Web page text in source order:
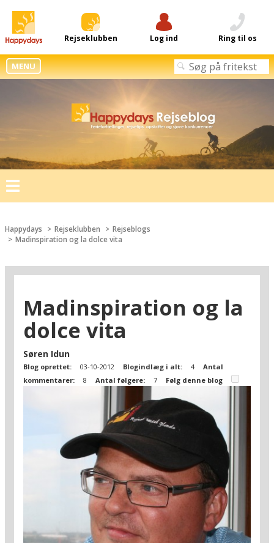
Rejseklubben Log ind Ring til os
MENU
Toggle
navigation
Happydays Rejseklubben
Rejseblogs
Madinspiration og la dolce vita
Madinspiration og la
dolce vita
Søren Idun
Blog oprettet: 03-10-2012 Blogindlæg i alt: 4
Antal
kommentarer:
8 Antal følgere: 7 Følg denne blog